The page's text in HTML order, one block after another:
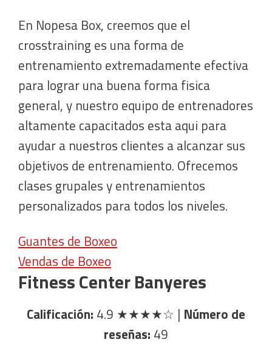
En Nopesa Box, creemos que el
crosstraining es una forma de
entrenamiento extremadamente efectiva
para lograr una buena forma fisica
general, y nuestro equipo de entrenadores
altamente capacitados esta aqui para
ayudar a nuestros clientes a alcanzar sus
objetivos de entrenamiento. Ofrecemos
clases grupales y entrenamientos
personalizados para todos los niveles.
Guantes de Boxeo
Vendas de Boxeo
Fitness Center Banyeres
Calificación: 4.9 ★★★★☆ | Número de
reseñas: 49